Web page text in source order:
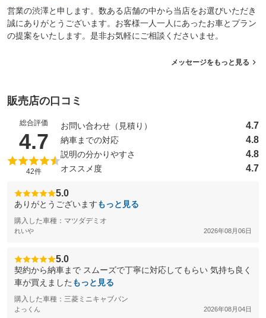
営業の渋澤と申します。数ある店舗の中から当店をお選びいただき
誠にありがとうございます。お客様一人一人にあったお車とプラン
の提案をいたします。是非お気軽にご相談くださいませ。
メッセージをもっと見る
販売店の口コミ
総合評価
4.7 （5点満点中）
42件
お問い合わせ（見積り） 4.7
納車までの対応 4.8
説明の分かりやすさ 4.8
オススメ度 4.7
5.0
ありがとうございますもっと見る
購入した車種：マツダデミオ
れいや 2026年08月06日
5.0
契約から納車まで スムーズで丁寧に対応してもらい 気持ち良く
車が買えました もっと見る
購入した車種：三菱ミニキャブバン
よっくん 2026年08月04日